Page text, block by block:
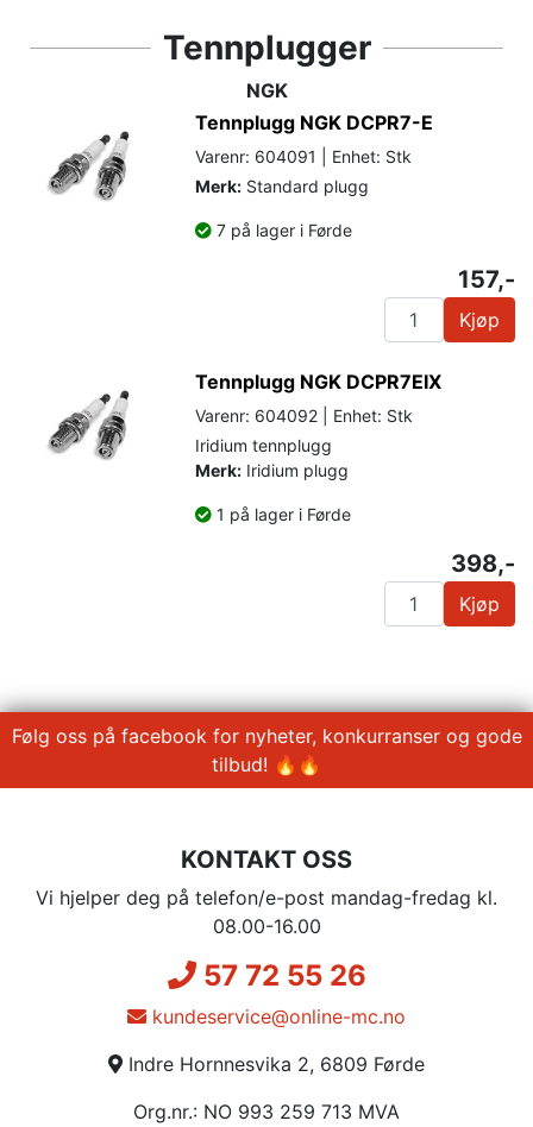
Tennplugger
NGK
Tennplugg NGK DCPR7-E
Varenr: 604091 | Enhet: Stk
Merk: Standard plugg
7 på lager i Førde
157,-
Kjøp
Tennplugg NGK DCPR7EIX
Varenr: 604092 | Enhet: Stk
Iridium tennplugg
Merk: Iridium plugg
1 på lager i Førde
398,-
Kjøp
Følg oss på facebook for nyheter, konkurranser og gode
tilbud! 🔥🔥
KONTAKT OSS
Vi hjelper deg på telefon/e-post mandag-fredag kl.
08.00-16.00
57 72 55 26
kundeservice@online-mc.no
Indre Hornnesvika 2, 6809 Førde
Org.nr.: NO 993 259 713 MVA